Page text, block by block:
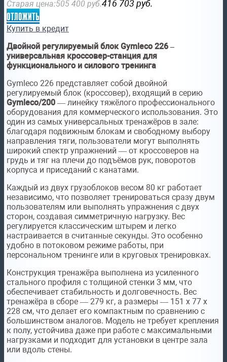
Старая цена:505 400 руб.416 703 руб.
отложить
Купить в кредит
Двойной регулируемый блок Gymleco 226 –
универсальная кроссовер-станция для
функционального и силового тренинга
Gymleco 226 представляет собой двойной
регулируемый блок (кроссовер), входящий в серию
Gymleco/200 — линейку тяжёлого профессионального
оборудования для коммерческого использования. Это
один из самых универсальных тренажёров в зале:
благодаря подвижным блокам и свободному выбору
направления тяги, пользователи могут выполнять
широкий спектр упражнений — от кроссоверов на
грудь и тяг на плечи до подъёмов рук, поворотов
корпуса и приседаний с канатами.
Каждый из двух грузоблоков весом 80 кг работает
независимо, что позволяет тренироваться сразу двум
пользователям или выполнять упражнения с двух
сторон, создавая симметричную нагрузку. Вес
регулируется классическим штырем и легко
настраивается в считанные секунды. Это особенно
удобно в потоковом режиме работы, при
персональном тренинге или в круговых тренировках.
Конструкция тренажёра выполнена из усиленного
стального профиля с толщиной стенки 3 мм, что
обеспечивает стабильность и долговечность. Вес
тренажёра в сборе — 279 кг, а размеры — 151 х 77 х
228 см, что делает его компактным по сравнению с
большинством аналогов. Модель не требует крепления
к полу, устойчива даже при работе с максимальными
нагрузками и подходит для установки в центре зала
или вдоль стены.